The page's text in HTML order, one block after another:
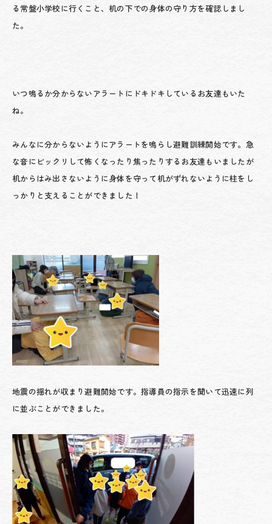
る常盤小学校に行くこと、机の下での身体の守り方を確認しまし
た。
いつ鳴るか分からないアラートにドキドキしているお友達もいた
ね。
みんなに分からないようにアラートを鳴らし避難訓練開始です。急
な音にビックリして怖くなったり焦ったりするお友達もいましたが
机からはみ出さないように身体を守って机がずれないように柱をし
っかりと支えることができました！
地震の揺れが収まり避難開始です。指導員の指示を聞いて迅速に列
に並ぶことができました。